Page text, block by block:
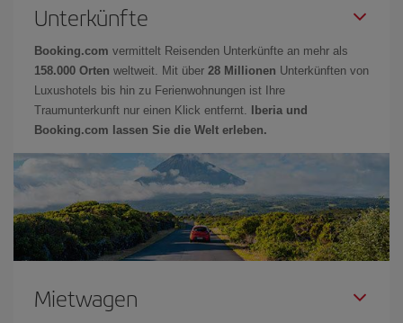
Unterkünfte
Booking.com vermittelt Reisenden Unterkünfte an mehr als
158.000 Orten weltweit. Mit über 28 Millionen Unterkünften von
Luxushotels bis hin zu Ferienwohnungen ist Ihre
Traumunterkunft nur einen Klick entfernt.
Iberia und
Booking.com lassen Sie die Welt erleben.
Mietwagen